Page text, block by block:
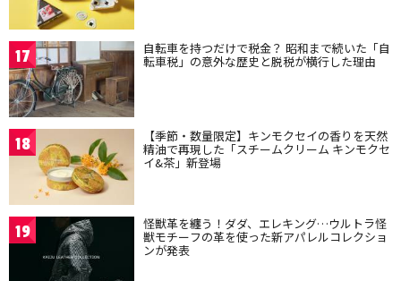
17 自転車を持つだけで税金？ 昭和まで続いた「自
転車税」の意外な歴史と脱税が横行した理由
18 【季節・数量限定】キンモクセイの香りを天然
精油で再現した「スチームクリーム キンモクセ
イ&茶」新登場
19 怪獣革を纏う！ダダ、エレキング…ウルトラ怪
獣モチーフの革を使った新アパレルコレクショ
ンが発表